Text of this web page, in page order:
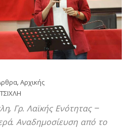
,Αρχικής
Γρ. Λαϊκής Ενότητας –
Αναδημοσίευση από το